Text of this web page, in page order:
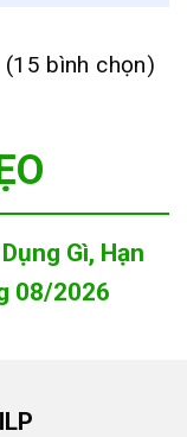
bình chọn)
Gì, Hạn
08/2026